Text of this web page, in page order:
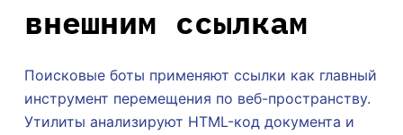
внешним ссылкам
Поисковые боты применяют ссылки как главный
инструмент перемещения по веб-пространству.
Утилиты анализируют HTML-код документа и